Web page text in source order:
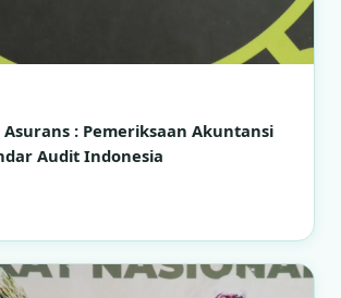
: Pemeriksaan Akuntansi
Audit Indonesia